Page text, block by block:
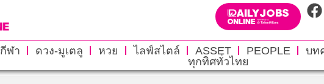
กีฬา ดวง-มูเตลู หวย ไลฟ์สไตล์ ASSET PEOPLE บท
ทุกทิศทั่วไทย